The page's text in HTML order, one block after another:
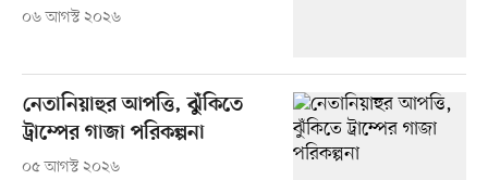
০৬ আগস্ট ২০২৬
নেতানিয়াহুর আপত্তি, ঝুঁকিতে
ট্রাম্পের গাজা পরিকল্পনা
০৫ আগস্ট ২০২৬